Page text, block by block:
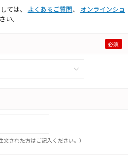
ては、
よくあるご質問、 オンラインショ
い。
文された方はご記入ください。）